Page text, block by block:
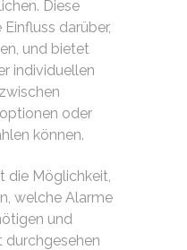
Diese
darüber,
und bietet
individuellen
oder
können.
die Möglichkeit,
welche Alarme
und
durchgesehen